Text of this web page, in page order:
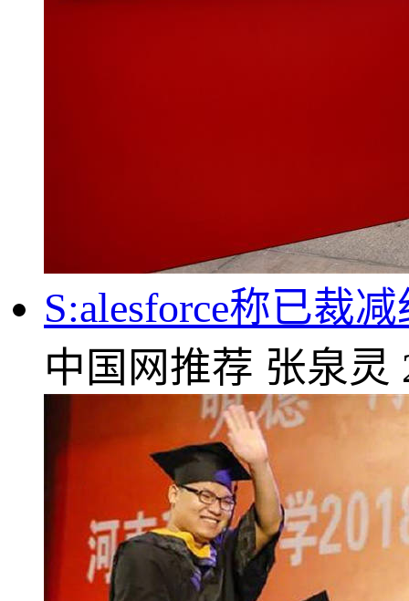
S:alesforce称已裁
中国网推荐 张泉灵